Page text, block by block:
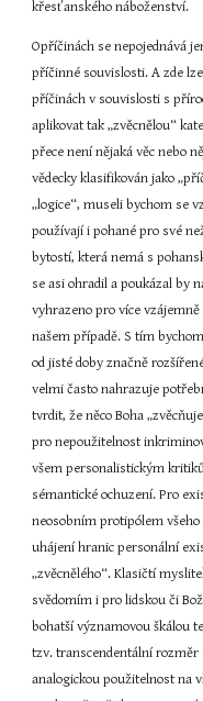
křesťanského náboženství.
Opříčinách se nepojednává
příčinné souvislosti. A zde
příčinách v souvislosti s
aplikovat tak „zvěcnělou“
přece není nějaká věc nebo
vědecky klasifikován jako
„logice“, museli bychom se
používají i pohané pro své
bytostí, která nemá s
se asi ohradil a poukázal by
vyhrazeno pro více
našem případě. S tím
od jisté doby značně
velmi často nahrazuje
tvrdit, že něco Boha
pro nepoužitelnost
všem personalistickým
sémantické ochuzení. Pro
neosobním protipólem
uhájení hranic personální
„zvěcnělého“. Klasičtí
svědomím i pro lidskou či
bohatší významovou škálou
tzv. transcendentální rozměr
analogickou použitelnost na